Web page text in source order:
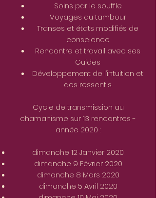
Soins par le souffle
Voyages au tambour
Transes et états modifiés de
conscience
Rencontre et travail avec ses
Guides
Développement de l’intuition et
des ressentis
Cycle de transmission au
chamanisme sur 13 rencontres -
année 2020 :
dimanche 12 Janvier 2020
dimanche 9 Février 2020
dimanche 8 Mars 2020
dimanche 5 Avril 2020